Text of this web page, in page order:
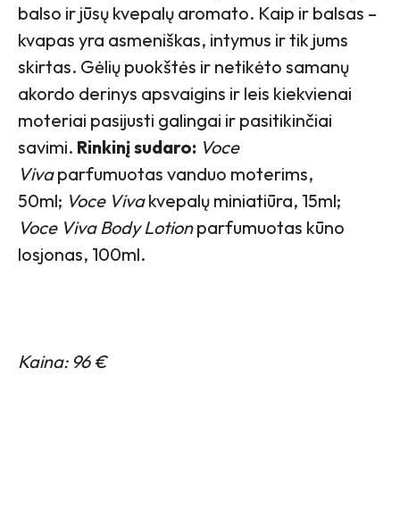
balso ir jūsų kvepalų aromato. Kaip ir balsas –
kvapas yra asmeniškas, intymus ir tik jums
skirtas. Gėlių puokštės ir netikėto samanų
akordo derinys apsvaigins ir leis kiekvienai
moteriai pasijusti galingai ir pasitikinčiai
savimi. Rinkinį sudaro: Voce
Vivaparfumuotas vanduo moterims,
50ml; Voce Vivakvepalų miniatiūra, 15ml;
Voce Viva Body Lotionparfumuotas kūno
losjonas, 100ml.
Kaina: 96 €